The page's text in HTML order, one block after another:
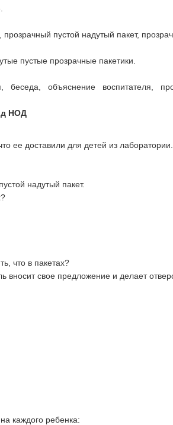
пустой надутый пакет,
пустые прозрачные пакетики.
беседа, объяснение воспитателя,
НОД
ее доставили для детей из лаборатории.
надутый пакет.
что в пакетах?
вносит свое предложение и делает
каждого ребенка: